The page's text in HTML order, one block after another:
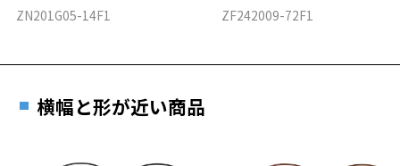
ZN201G05-14F1 ZF242009-72F1
横幅と形が近い商品